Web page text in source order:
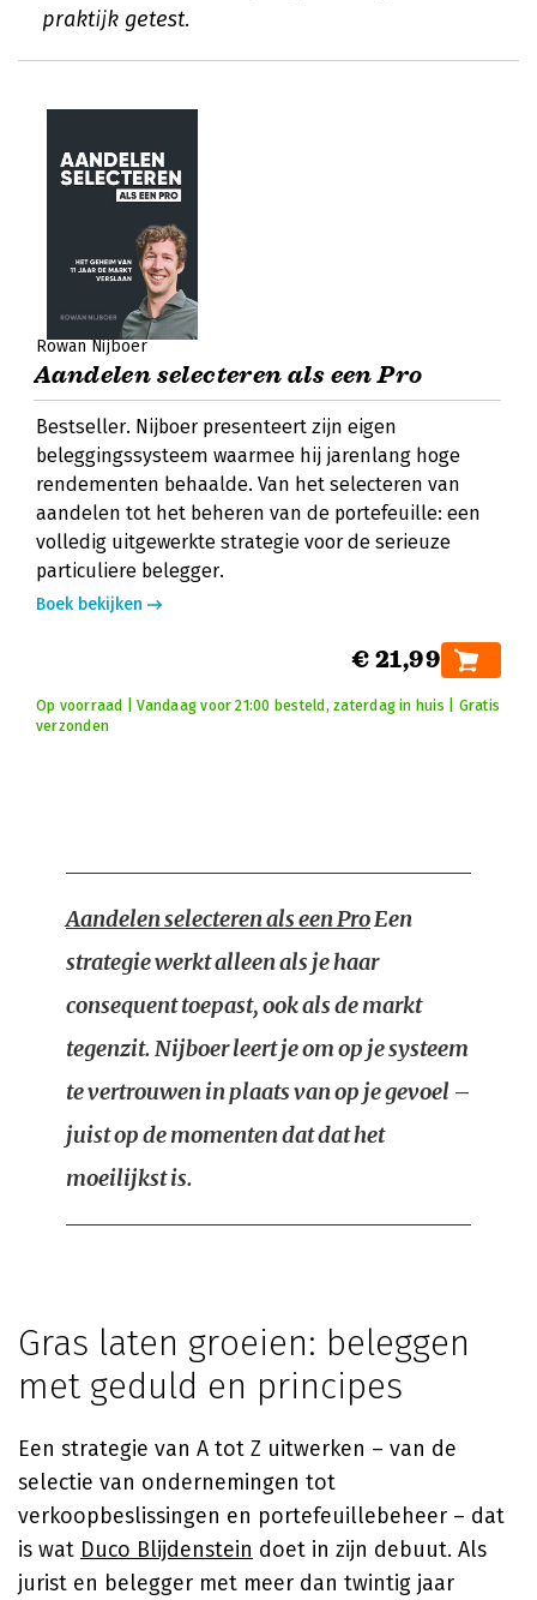
praktijk getest.
Rowan Nijboer
Aandelen selecteren als een Pro
Bestseller. Nijboer presenteert zijn eigen
beleggingssysteem waarmee hij jarenlang hoge
rendementen behaalde. Van het selecteren van
aandelen tot het beheren van de portefeuille: een
volledig uitgewerkte strategie voor de serieuze
particuliere belegger.
Boek bekijken
€ 21,99
Op voorraad | Vandaag voor 21:00 besteld, zaterdag in huis | Gratis
verzonden
Aandelen selecteren als een ProEen
strategie werkt alleen als je haar
consequent toepast, ook als de markt
tegenzit. Nijboer leert je om op je systeem
te vertrouwen in plaats van op je gevoel –
juist op de momenten dat dat het
moeilijkst is.
Gras laten groeien: beleggen
met geduld en principes
Een strategie van A tot Z uitwerken – van de
selectie van ondernemingen tot
verkoopbeslissingen en portefeuillebeheer – dat
is wat Duco Blijdenstein doet in zijn debuut. Als
jurist en belegger met meer dan twintig jaar